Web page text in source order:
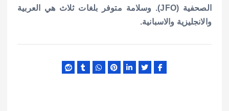
الصحفية (JFO). وسلامة متوفر بلغات ثلاث هي العربية
والانجليزية والاسبانية.